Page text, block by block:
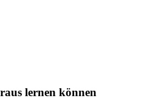
lernen können